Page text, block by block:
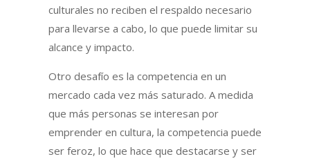
culturales no reciben el respaldo necesario
para llevarse a cabo, lo que puede limitar su
alcance y impacto.
Otro desafío es la competencia en un
mercado cada vez más saturado. A medida
que más personas se interesan por
emprender en cultura, la competencia puede
ser feroz, lo que hace que destacarse y ser